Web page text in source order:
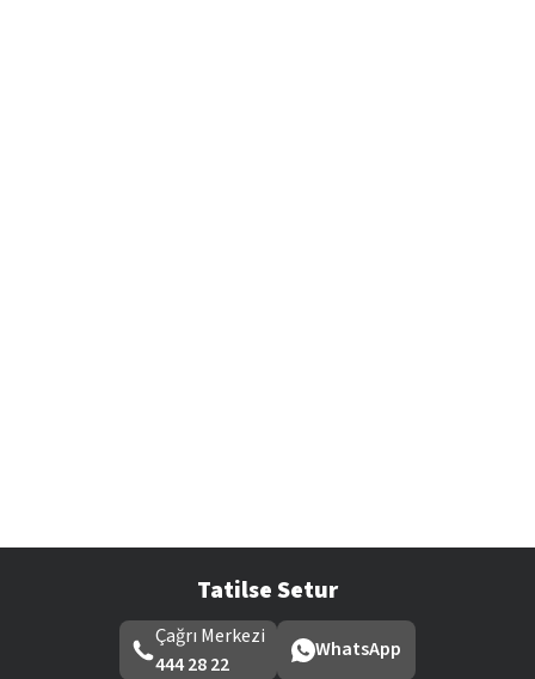
Tatilse Setur
Çağrı Merkezi
444 28 22
WhatsApp